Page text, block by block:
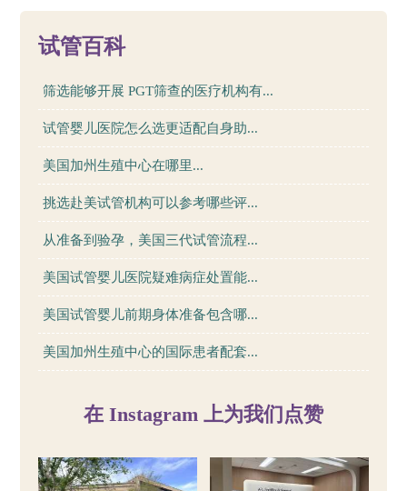
试管百科
筛选能够开展 PGT筛查的医疗机构有...
试管婴儿医院怎么选更适配自身助...
美国加州生殖中心在哪里...
挑选赴美试管机构可以参考哪些评...
从准备到验孕，美国三代试管流程...
美国试管婴儿医院疑难病症处置能...
美国试管婴儿前期身体准备包含哪...
美国加州生殖中心的国际患者配套...
在 Instagram 上为我们点赞